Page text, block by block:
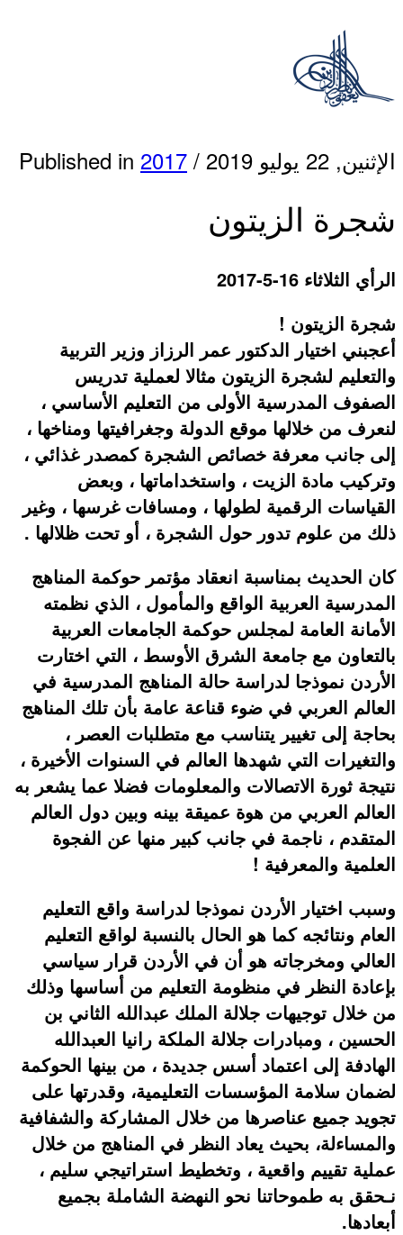
الإثنين, 22 يوليو 2019 /
Published in 2017
شجرة الزيتون
الرأي الثلاثاء 16-5-2017
شجرة الزيتون !
أعجبني اختيار الدكتور عمر الرزاز وزير التربية
والتعليم لشجرة الزيتون مثالا لعملية تدريس
الصفوف المدرسية الأولى من التعليم الأساسي ،
لنعرف من خلالها موقع الدولة وجغرافيتها ومناخها ،
إلى جانب معرفة خصائص الشجرة كمصدر غذائي ،
وتركيب مادة الزيت ، واستخداماتها ، وبعض
القياسات الرقمية لطولها ، ومسافات غرسها ، وغير
ذلك من علوم تدور حول الشجرة ، أو تحت ظلالها .
كان الحديث بمناسبة انعقاد مؤتمر حوكمة المناهج
المدرسية العربية الواقع والمأمول ، الذي نظمته
الأمانة العامة لمجلس حوكمة الجامعات العربية
بالتعاون مع جامعة الشرق الأوسط ، التي اختارت
الأردن نموذجا لدراسة حالة المناهج المدرسية في
العالم العربي في ضوء قناعة عامة بأن تلك المناهج
بحاجة إلى تغيير يتناسب مع متطلبات العصر ،
والتغيرات التي شهدها العالم في السنوات الأخيرة ،
نتيجة ثورة الاتصالات والمعلومات فضلا عما يشعر به
العالم العربي من هوة عميقة بينه وبين دول العالم
المتقدم ، ناجمة في جانب كبير منها عن الفجوة
العلمية والمعرفية !
وسبب اختيار الأردن نموذجا لدراسة واقع التعليم
العام ونتائجه كما هو الحال بالنسبة لواقع التعليم
العالي ومخرجاته هو أن في الأردن قرار سياسي
بإعادة النظر في منظومة التعليم من أساسها وذلك
من خلال توجيهات جلالة الملك عبدالله الثاني بن
الحسين ، ومبادرات جلالة الملكة رانيا العبدالله
الهادفة إلى اعتماد أسس جديدة ، من بينها الحوكمة
لضمان سلامة المؤسسات التعليمية، وقدرتها على
تجويد جميع عناصرها من خلال المشاركة والشفافية
والمساءلة، بحيث يعاد النظر في المناهج من خلال
عملية تقييم واقعية ، وتخطيط استراتيجي سليم ،
نـحقق به طموحاتنا نحو النهضة الشاملة بجميع
أبعادها.